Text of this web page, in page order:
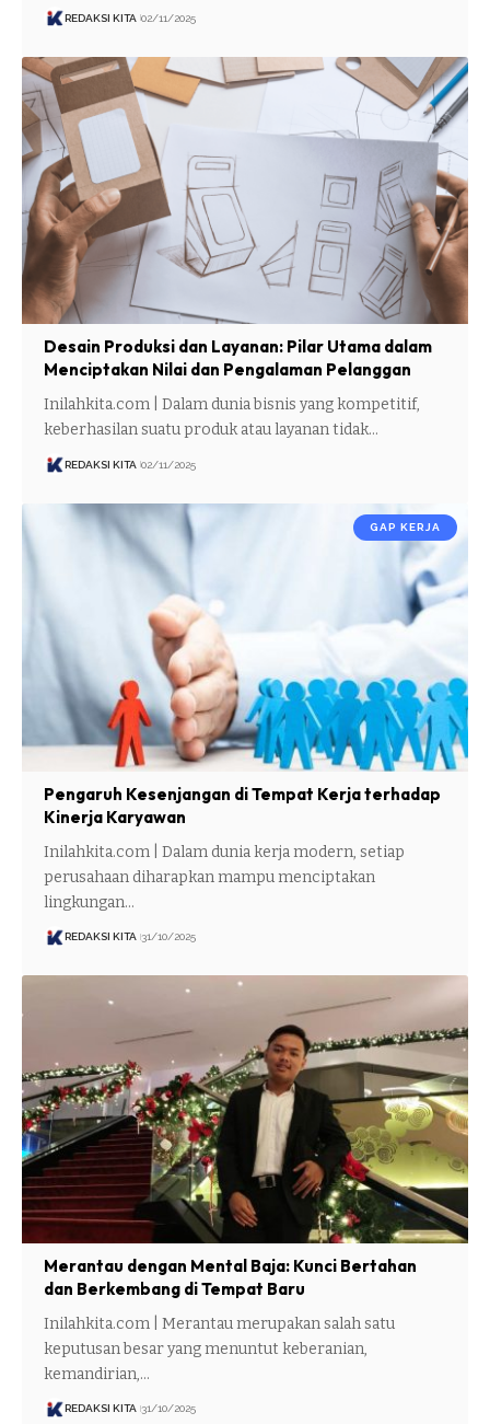
REDAKSI KITA 02/11/2025
Desain Produksi dan Layanan: Pilar Utama dalam
Menciptakan Nilai dan Pengalaman Pelanggan
Inilahkita.com | Dalam dunia bisnis yang kompetitif,
keberhasilan suatu produk atau layanan tidak…
REDAKSI KITA 02/11/2025
GAP KERJA
Pengaruh Kesenjangan di Tempat Kerja terhadap
Kinerja Karyawan
Inilahkita.com | Dalam dunia kerja modern, setiap
perusahaan diharapkan mampu menciptakan
lingkungan…
REDAKSI KITA 31/10/2025
Merantau dengan Mental Baja: Kunci Bertahan
dan Berkembang di Tempat Baru
Inilahkita.com | Merantau merupakan salah satu
keputusan besar yang menuntut keberanian,
kemandirian,…
REDAKSI KITA 31/10/2025